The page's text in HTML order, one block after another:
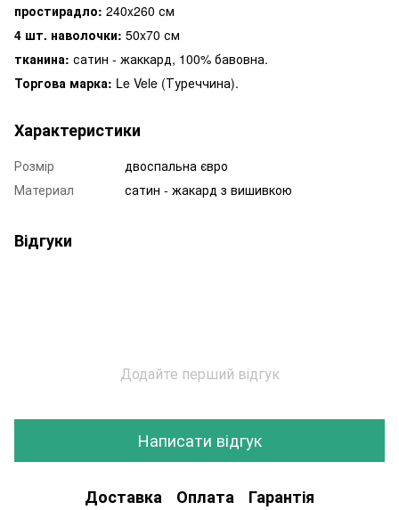
простирадло: 240x260 см
4 шт. наволочки: 50x70 см
тканина: сатин - жаккард, 100% бавовна.
Торгова марка: Le Vele (Туреччина).
Характеристики
Розмір
двоспальна євро
Материал
сатин - жакард з вишивкою
Відгуки
Додайте перший відгук
Написати відгук
Доставка Оплата Гарантія